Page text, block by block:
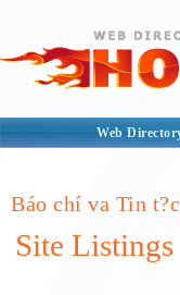
Web
Báo chí va Tin
Site Listings